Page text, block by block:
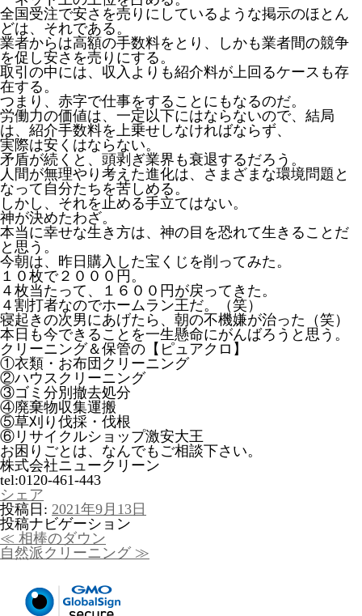
全国受注で安さを売りにしているような掲示のほとん
どは、それである。
業者からは高額の手数料をとり、しかも業者間の競争
を促し安さを売りにする。
取引の中には、収入よりも紹介料が上回るケースも存
在する。
つまり、赤字で仕事をすることにもなるのだ。
労働力の価値は、一定以下にはならないので、結局
は、紹介手数料を上乗せしなければならず、
実際は安くはならない。
矛盾が続くと、頭剥ぎ業界も衰退するだろう。
人間が無理やり考えた進化は、さまざまな環境問題と
なって自分たちを苦しめる。
しかし、それを止める手立てはない。
神が決めたわざ。
本当に幸せな生き方は、神の目を恐れて生きることだ
と思う。
今朝は、昨日購入した宝くじを削ってみた。
１０枚で２０００円。
４枚当たって、１６００円が戻ってきた。
４割打者なのでホームラン王だ。（笑）
寝起きの次男にあげたら、朝の不機嫌が治った（笑）
本日も今できることを一生懸命にがんばろうと思う。
クリーニング＆保管の【ピュアクロ】
①衣類・お布団クリーニング
②ハウスクリーニング
③ゴミ分別撤去処分
④廃棄物収集運搬
⑤草刈り伐採・伐根
⑥リサイクルショップ激安大王
お困りごとは、なんでもご相談下さい。
株式会社ニュークリーン
tel:0120-461-443
シェア
投稿日: 2021年9月13日
投稿ナビゲーション
≪ 相棒のダウン
自然派クリーニング ≫